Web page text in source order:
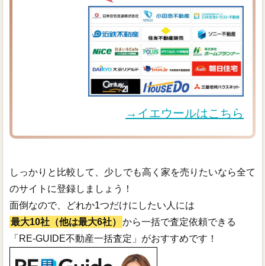
→イエウールはこちら
しっかりと比較して、少しでも高く家を売りたいなら全て
のサイトに登録しましょう！
面倒なので、どれか1つだけにしたい人には
最大10社（他は最大6社）
から一括で査定依頼できる
「RE-GUIDE不動産一括査定」がおすすめです！